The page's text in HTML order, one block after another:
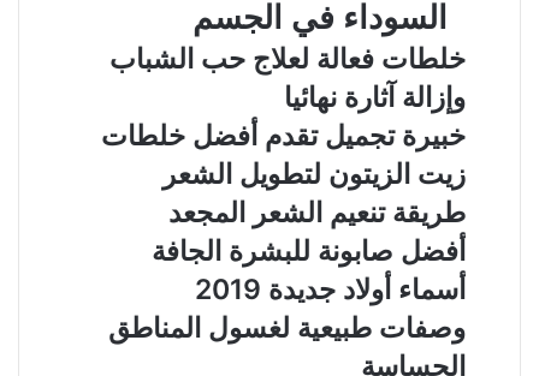
السوداء في الجسم
خلطات فعالة لعلاج حب الشباب
وإزالة آثارة نهائيا
خبيرة تجميل تقدم أفضل خلطات
زيت الزيتون لتطويل الشعر
طريقة تنعيم الشعر المجعد
أفضل صابونة للبشرة الجافة
أسماء أولاد جديدة 2019
وصفات طبيعية لغسول المناطق
الحساسة